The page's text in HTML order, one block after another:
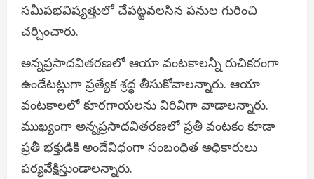
సమీపభవిష్యత్తులో చేపట్టవలసిన పనుల గురించి
చర్చించారు.
అన్నప్రసాదవితరణలో ఆయా వంటకాలన్నీ రుచికరంగా
ఉండేటట్లుగా ప్రత్యేక శ్రద్ధ తీసుకోవాలన్నారు. ఆయా
వంటకాలలో కూరగాయలను విరివిగా వాడాలన్నారు.
ముఖ్యంగా అన్నప్రసాదవితరణలో ప్రతీ వంటకం కూడా
ప్రతీ భక్తుడికి అందేవిధంగా సంబంధిత అధికారులు
పర్యవేక్షిస్తుండాలన్నారు.